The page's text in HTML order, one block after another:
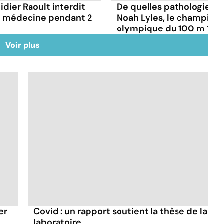
Raoult interdit
médecine pendant 2
De quelles
Noah Lyles, le
olympique du 100 m
Voir plus
Covid : un rapport soutient la thèse de